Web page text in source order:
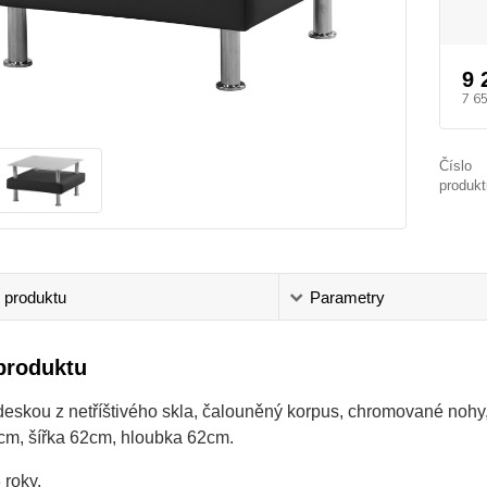
9
7
Číslo
produktu Parametry
z netříštivého skla, čalouněný korpus, chromované
šířka 62cm, hloubka 62cm.
roky.